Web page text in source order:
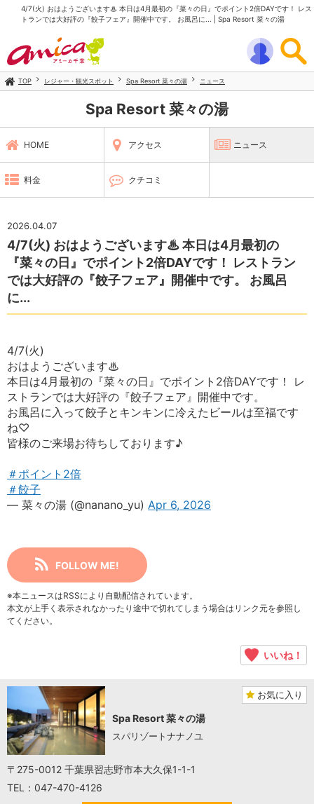
4/7(火) おはようございます♨ 本日は4月最初の『菜々の日』でポイント2倍DAYです！ レス
トランでは大好評の『餃子フェア』開催中です。 お風呂に... | Spa Resort 菜々の湯
TOP レジャー・観光スポット Spa Resort 菜々の湯 ニュース
Spa Resort 菜々の湯
HOME アクセス ニュース
料金 クチコミ
2026.04.07
4/7(火) おはようございます♨ 本日は4月最初の
『菜々の日』でポイント2倍DAYです！ レストラン
では大好評の『餃子フェア』開催中です。 お風呂
に...
4/7(火)
おはようございます♨
本日は4月最初の『菜々の日』でポイント2倍DAYです！ レ
ストランでは大好評の『餃子フェア』開催中です。
お風呂に入って餃子とキンキンに冷えたビールは至福です
ね♡
皆様のご来場お待ちしております♪
＃ポイント2倍
＃餃子
— 菜々の湯 (@nanano_yu) Apr 6, 2026
FOLLOW ME!
※本ニュースはRSSにより自動配信されています。
本文が上手く表示されなかったり途中で切れてしまう場合はリンク元を参照し
てください。
いいね！
お気に入り
Spa Resort 菜々の湯
スパリゾートナナノユ
〒275-0012 千葉県習志野市本大久保1-1-1
TEL：047-470-4126